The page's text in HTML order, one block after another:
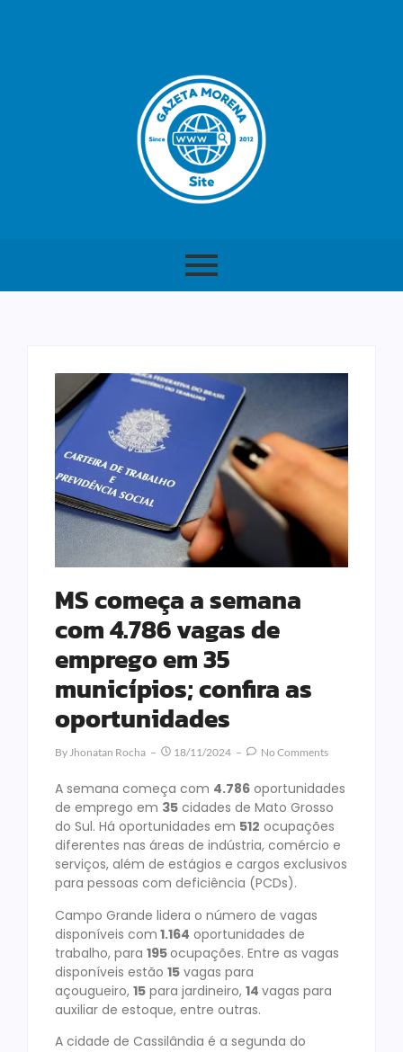
MS começa a semana
com 4.786 vagas de
emprego em 35
municípios; confira as
oportunidades
ByJhonatan Rocha 18/11/2024 No Comments
A semana começa com 4.786 oportunidades
de emprego em 35 cidades de Mato Grosso
do Sul. Há oportunidades em 512 ocupações
diferentes nas áreas de indústria, comércio e
serviços, além de estágios e cargos exclusivos
para pessoas com deficiência (PCDs).
Campo Grande lidera o número de vagas
disponíveis com 1.164 oportunidades de
trabalho, para 195ocupações. Entre as vagas
disponíveis estão 15 vagas para
açougueiro, 15 para jardineiro, 14 vagas para
auxiliar de estoque, entre outras.
A cidade de Cassilândia é a segunda do